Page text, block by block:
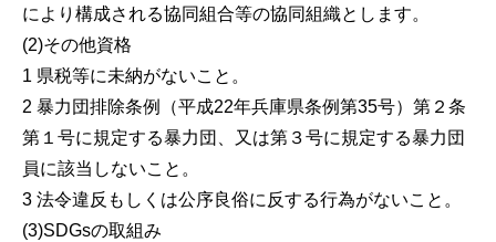
により構成される協同組合等の協同組織とします。
(2)その他資格
1 県税等に未納がないこと。
2 暴力団排除条例（平成22年兵庫県条例第35号）第２条
第１号に規定する暴力団、又は第３号に規定する暴力団
員に該当しないこと。
3 法令違反もしくは公序良俗に反する行為がないこと。
(3)SDGsの取組み